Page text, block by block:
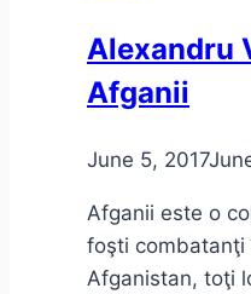
Alexandru
Afganii
June 5, 2017
Afganii este o
foşti combatanţi
Afganistan, toţi